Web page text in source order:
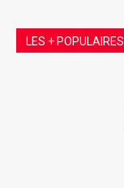
LES + POPULAIRES